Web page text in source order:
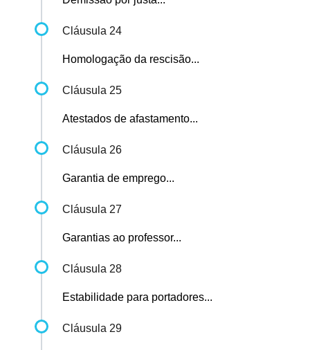
Cláusula 24
Homologação da rescisão...
Cláusula 25
Atestados de afastamento...
Cláusula 26
Garantia de emprego...
Cláusula 27
Garantias ao professor...
Cláusula 28
Estabilidade para portadores...
Cláusula 29